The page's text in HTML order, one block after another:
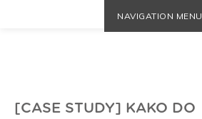
NAVIGATION MENU
[CASE STUDY] KAKO DO